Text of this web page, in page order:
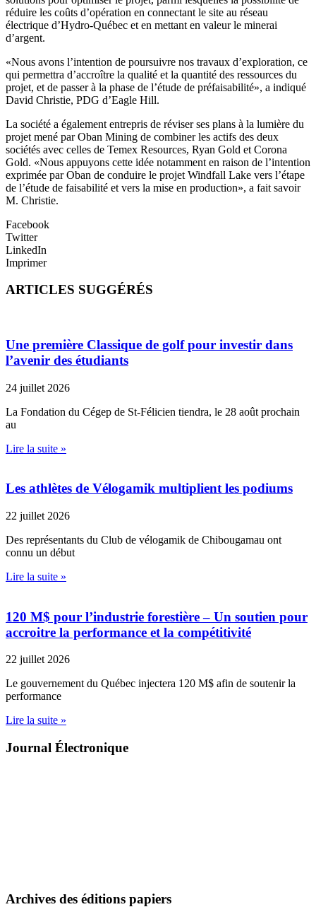
réduire les coûts d’opération en connectant le site au réseau
électrique d’Hydro-Québec et en mettant en valeur le minerai
d’argent.
«Nous avons l’intention de poursuivre nos travaux d’exploration, ce
qui permettra d’accroître la qualité et la quantité des ressources du
projet, et de passer à la phase de l’étude de préfaisabilité», a indiqué
David Christie, PDG d’Eagle Hill.
La société a également entrepris de réviser ses plans à la lumière du
projet mené par Oban Mining de combiner les actifs des deux
sociétés avec celles de Temex Resources, Ryan Gold et Corona
Gold. «Nous appuyons cette idée notamment en raison de l’intention
exprimée par Oban de conduire le projet Windfall Lake vers l’étape
de l’étude de faisabilité et vers la mise en production», a fait savoir
M. Christie.
Facebook
Twitter
LinkedIn
Imprimer
ARTICLES SUGGÉRÉS
Une première Classique de golf pour investir dans
l’avenir des étudiants
24 juillet 2026
La Fondation du Cégep de St-Félicien tiendra, le 28 août prochain
au
Lire la suite »
Les athlètes de Vélogamik multiplient les podiums
22 juillet 2026
Des représentants du Club de vélogamik de Chibougamau ont
connu un début
Lire la suite »
120 M$ pour l’industrie forestière – Un soutien pour
accroitre la performance et la compétitivité
22 juillet 2026
Le gouvernement du Québec injectera 120 M$ afin de soutenir la
performance
Lire la suite »
Journal Électronique
Archives des éditions papiers